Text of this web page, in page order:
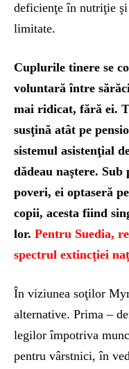
deficienţe în nutriţie
limitate.
Cuplurile tinere se
voluntară între
mai ridicat, fără ei.
susţină atât pe
sistemul asistenţial
dădeau naştere.
poveri, ei optaseră
copii, acesta fiind
lor. Pentru Suedia,
spectrul extincţiei
În viziunea soţilor
alternative. Prima –
legilor împotriva
pentru vârstnici, în